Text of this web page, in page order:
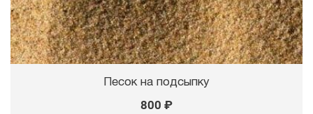
Песок на подсыпку
800 ₽